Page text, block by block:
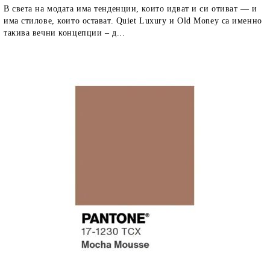
В света на модата има тенденции, които идват и си отиват — и
има стилове, които остават. Quiet Luxury и Old Money са именно
такива вечни концепции – д...